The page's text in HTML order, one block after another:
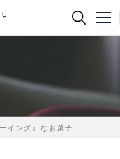
イング』なお菓子